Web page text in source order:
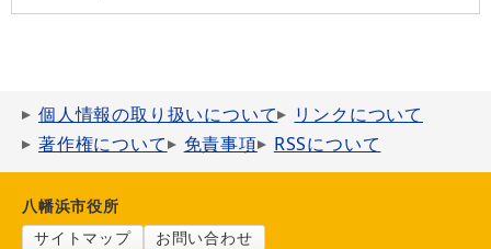
個人情報の取り扱いについて
リンクについて
著作権について
免責事項 RSSについて
八幡浜市役所
サイトマップ
お問い合わせ